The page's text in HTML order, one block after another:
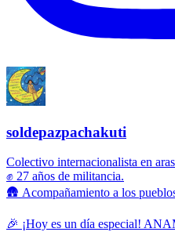
soldepazpachakuti
Colectivo internacionalista en
✊ 27 años de militancia.
🛖 Acompañamiento a los
🎉 ¡Hoy es un día especial!